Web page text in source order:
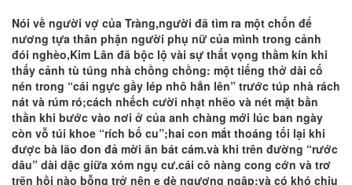
Nói về người vợ của Tràng,người đã tìm ra một chốn để
nương tựa thân phận người phụ nữ của mình trong cảnh
đói nghèo,Kim Lân đã bộc lộ vài sự thất vọng thầm kín khi
thấy cảnh tù túng nhà chồng chồng: một tiếng thở dài cố
nén trong “cái ngực gầy lép nhô hẳn lên” trước túp nhà rách
nát và rúm ró;cách nhếch cười nhạt nhẽo và nét mặt bần
thần khi bước vào nơi ở của anh chàng mới lúc ban ngày
còn vỗ túi khoe “rích bố cu”;hai con mắt thoáng tối lại khi
được bà lão đon đả mời ăn bát cám.và khi trên đường “rước
dâu” dài dặc giữa xóm ngụ cư.cái cô nàng cong cớn và trơ
trẽn hồi nào bỗng trở nên e dè ngượng ngập;và có khó chịu